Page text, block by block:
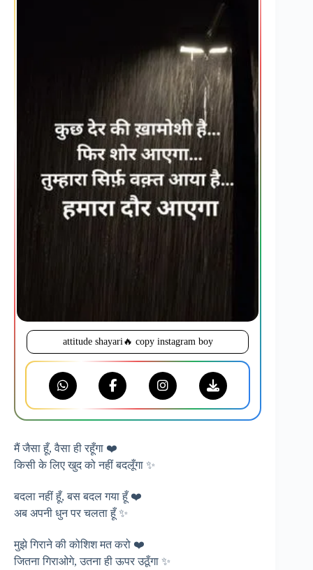
attitude shayari🔥 copy instagram boy
मैं जैसा हूँ, वैसा ही रहूँगा ❤️
किसी के लिए खुद को नहीं बदलूँगा ✨
बदला नहीं हूँ, बस बदल गया हूँ ❤️
अब अपनी धुन पर चलता हूँ ✨
मुझे गिराने की कोशिश मत करो ❤️
जितना गिराओगे, उतना ही ऊपर उठूँगा ✨